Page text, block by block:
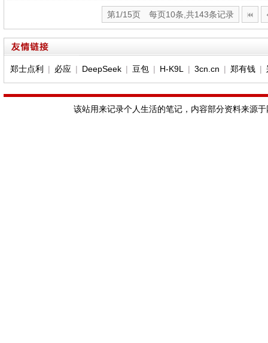
第1/15页 每页10条,共143条记录
郑士点利 | 必应 | DeepSeek| 豆包| H-K9L | 3cn.cn | 郑有钱|
该站用来记录个人生活的笔记，内容部分资料来源